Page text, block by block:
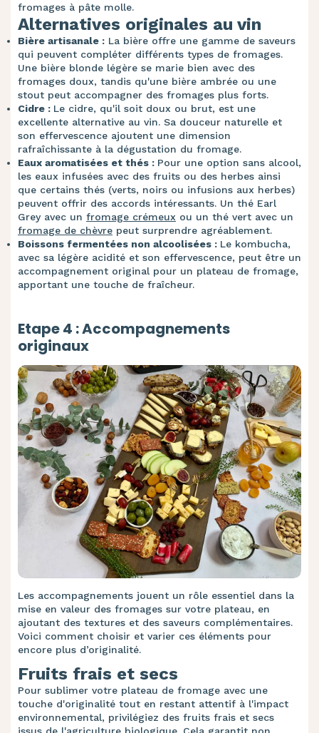
fromages à pâte molle.
Alternatives originales au vin
Bière artisanale : La bière offre une gamme de saveurs
qui peuvent compléter différents types de fromages.
Une bière blonde légère se marie bien avec des
fromages doux, tandis qu'une bière ambrée ou une
stout peut accompagner des fromages plus forts.
Cidre : Le cidre, qu'il soit doux ou brut, est une
excellente alternative au vin. Sa douceur naturelle et
son effervescence ajoutent une dimension
rafraîchissante à la dégustation du fromage.
Eaux aromatisées et thés : Pour une option sans alcool,
les eaux infusées avec des fruits ou des herbes ainsi
que certains thés (verts, noirs ou infusions aux herbes)
peuvent offrir des accords intéressants. Un thé Earl
Grey avec un fromage crémeux ou un thé vert avec un
fromage de chèvre peut surprendre agréablement.
Boissons fermentées non alcoolisées : Le kombucha,
avec sa légère acidité et son effervescence, peut être un
accompagnement original pour un plateau de fromage,
apportant une touche de fraîcheur.
Etape 4 : Accompagnements
originaux
Les accompagnements jouent un rôle essentiel dans la
mise en valeur des fromages sur votre plateau, en
ajoutant des textures et des saveurs complémentaires.
Voici comment choisir et varier ces éléments pour
encore plus d’originalité.
Fruits frais et secs
Pour sublimer votre plateau de fromage avec une
touche d'originalité tout en restant attentif à l'impact
environnemental, privilégiez des fruits frais et secs
issus de l'agriculture biologique. Cela garantit non